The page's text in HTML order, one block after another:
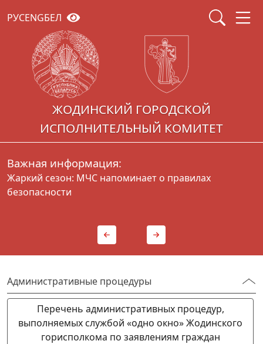
РУСENGБЕЛ
ЖОДИНСКИЙ ГОРОДСКОЙ
ИСПОЛНИТЕЛЬНЫЙ КОМИТЕТ
Важная информация:
Жаркий сезон: МЧС напоминает о правилах
безопасности
Административные процедуры
Перечень административных процедур,
выполняемых службой «одно окно» Жодинского
горисполкома по заявлениям граждан